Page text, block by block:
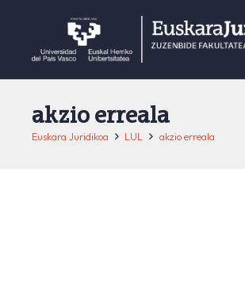
akzio erreala
Euskara Juridikoa LUL akzio erreala